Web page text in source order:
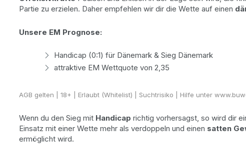
Partie zu erzielen. Daher empfehlen wir dir die Wette auf einen
Unsere EM Prognose:
Handicap (0:1) für Dänemark & Sieg Dänemark
attraktive EM Wettquote von 2,35
AGB gelten | 18+ | Erlaubt (Whitelist) | Suchtrisiko | Hilfe unter
Wenn du den Sieg mit Handicap richtig vorhersagst, so wird dir
Einsatz mit einer Wette mehr als verdoppeln und einen satten
ermöglicht wird.